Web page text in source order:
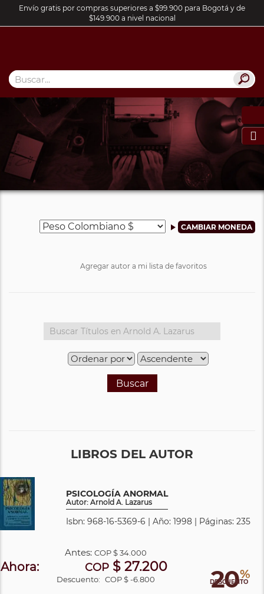
Envío gratis por compras superiores a $99.900 para Bogotá y de
$149.900 a nivel nacional

Agregar autor a mi lista de favoritos
Buscar
LIBROS DEL AUTOR
PSICOLOGÍA ANORMAL
Autor: Arnold A. Lazarus
Isbn: 968-16-5369-6 | Año: 1998 | Páginas: 235
20%
DESCUENTO
Antes: COP$ 34.000
Ahora: COP $ 27.200
Descuento: COP $ -6.800